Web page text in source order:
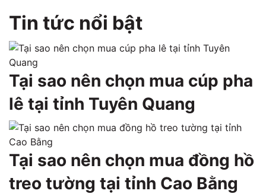
Tin tức nổi bật
Tại sao nên chọn mua cúp pha
lê tại tỉnh Tuyên Quang
Tại sao nên chọn mua đồng hồ
treo tường tại tỉnh Cao Bằng